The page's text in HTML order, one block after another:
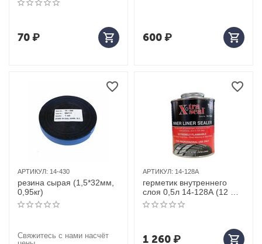
70₽ 600₽
АРТИКУЛ: 14-430
резина сырая (1,5*32мм,
0,95кг)
Свяжитесь с нами насчёт
АРТИКУЛ: 14-128A
герметик внутреннего
слоя 0,5л 14-128A (12 шт
в коробке)
1 260₽